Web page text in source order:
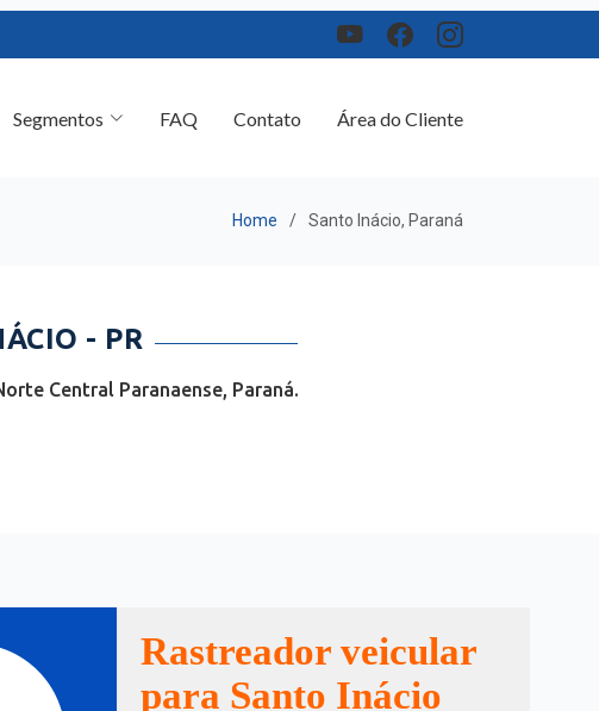
Área do Cliente
Home Santo Inácio, Paraná
- PR
Central Paranaense, Paraná.
Rastreador veicular
para Santo Inácio